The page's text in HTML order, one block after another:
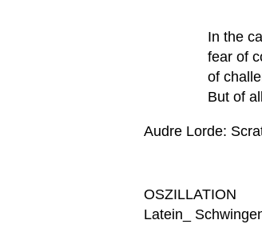
In the
fear of
of
But of
Audre Lorde:
OSZILLATION
Latein_